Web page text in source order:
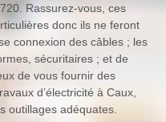
Rassurez-vous, ces
donc ils ne feront
connexion des câbles ; les
sécuritaires ; et de
de vous fournir des
d’électricité à Caux,
outillages adéquates.